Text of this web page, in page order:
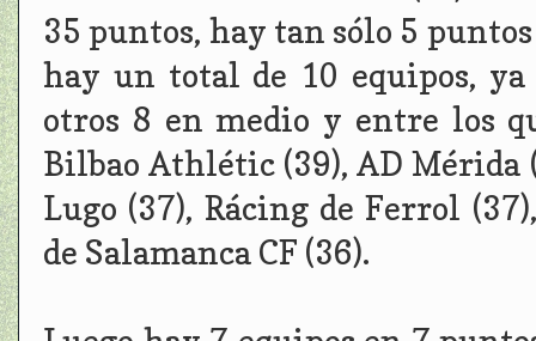
35 puntos, hay tan sólo 5
hay un total de 10 equipos, ya
otros 8 en medio y entre los
Bilbao Athlétic (39), AD Mérida
Lugo (37), Rácing de Ferrol
de Salamanca CF (36).